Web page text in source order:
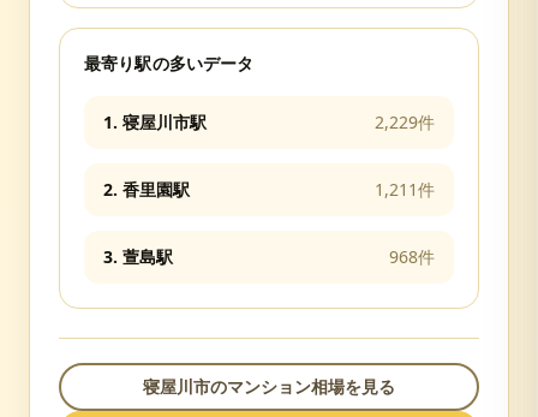
最寄り駅の多いデータ
1. 寝屋川市駅 2,229件
2. 香里園駅 1,211件
3. 萱島駅 968件
寝屋川市のマンション相場を見る